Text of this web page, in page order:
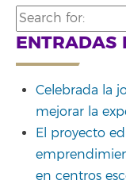
Search
for:
ENTRADAS
Celebrada la
mejorar la
El proyecto
en centros